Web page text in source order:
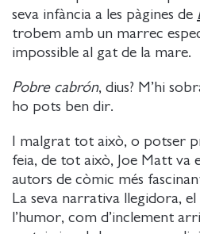
seva infància a les pàgines de
trobem amb un marrec
impossible al gat de la mare.
Pobre cabrón, dius? M’hi
ho pots ben dir.
I malgrat tot això, o potser
feia, de tot això, Joe Matt va
autors de còmic més
La seva narrativa llegidora,
l’humor, com d’inclement